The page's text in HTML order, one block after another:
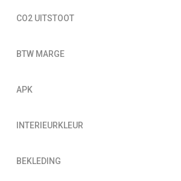
CO2 UITSTOOT
BTW MARGE
APK
INTERIEURKLEUR
BEKLEDING